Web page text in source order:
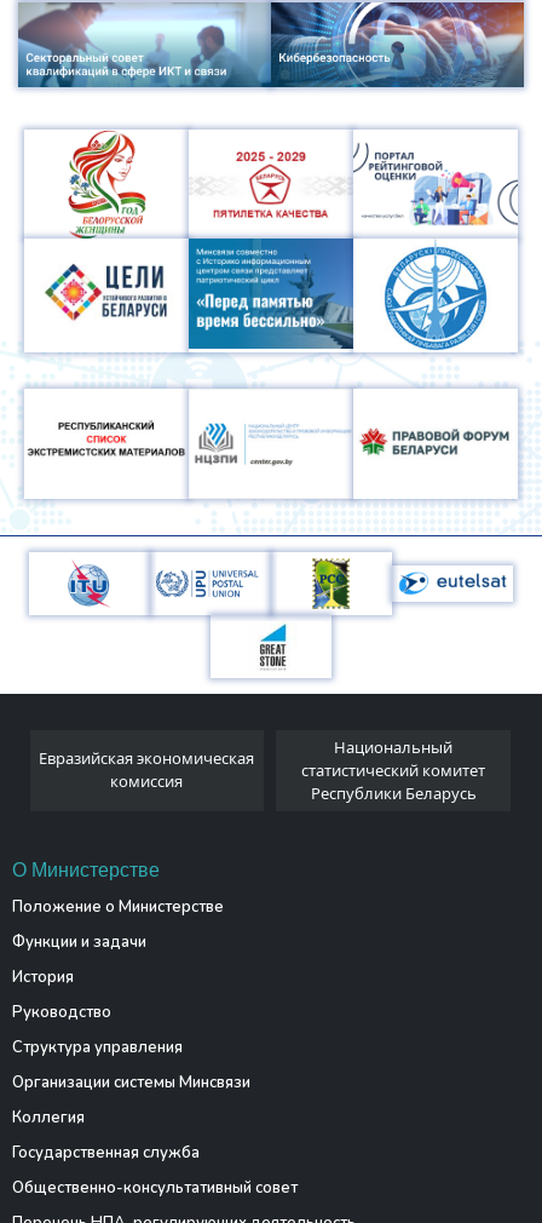
Евразийская экономическая
комиссия
Национальный
статистический комитет
Республики Беларусь
О Министерстве
Положение о Министерстве
Функции и задачи
История
Руководство
Структура управления
Организации системы Минсвязи
Коллегия
Государственная служба
Общественно-консультативный совет